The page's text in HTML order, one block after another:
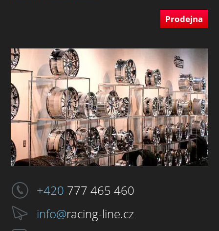
Prodejna
+420 777 465 460
info@racing-line.cz